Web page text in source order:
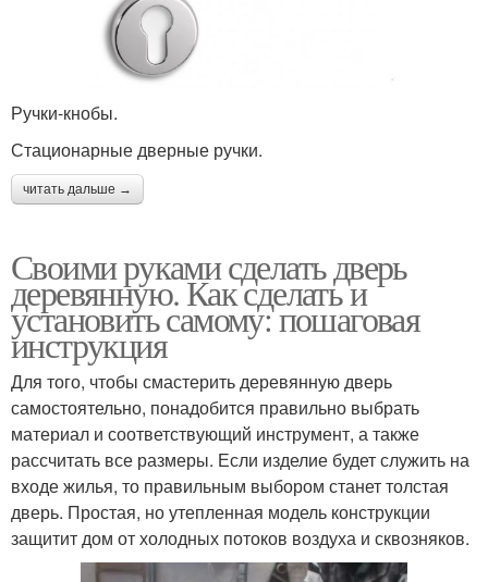
Ручки-кнобы.
Стационарные дверные ручки.
читать дальше →
Своими руками сделать дверь
деревянную. Как сделать и
установить самому: пошаговая
инструкция
Для того, чтобы смастерить деревянную дверь
самостоятельно, понадобится правильно выбрать
материал и соответствующий инструмент, а также
рассчитать все размеры. Если изделие будет служить на
входе жилья, то правильным выбором станет толстая
дверь. Простая, но утепленная модель конструкции
защитит дом от холодных потоков воздуха и сквозняков.